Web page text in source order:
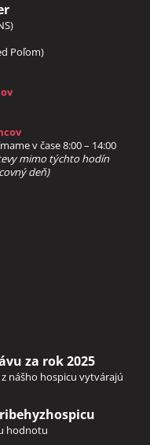
Poľom)
v čase 8:00 – 14:00
mimo týchto hodín
deň)
za rok 2025
nášho hospicu vytvárajú
hodnotu